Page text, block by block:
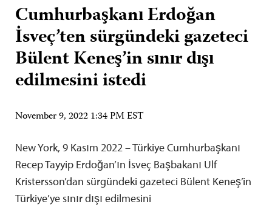
Cumhurbaşkanı Erdoğan
İsveç’ten sürgündeki gazeteci
Bülent Keneş’in sınır dışı
edilmesini istedi
November 9, 2022 1:34 PM EST
New York, 9 Kasım 2022 – Türkiye Cumhurbaşkanı
Recep Tayyip Erdoğan’ın İsveç Başbakanı Ulf
Kristersson’dan sürgündeki gazeteci Bülent Keneş’in
Türkiye’ye sınır dışı edilmesini